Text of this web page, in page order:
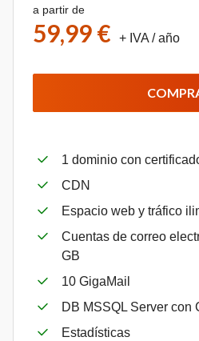
a partir de
59,99 € + IVA / año
1 dominio con
CDN
Espacio web y tráfico
Cuentas de correo
GB
10 GigaMail
DB MSSQL Server con
Estadísticas